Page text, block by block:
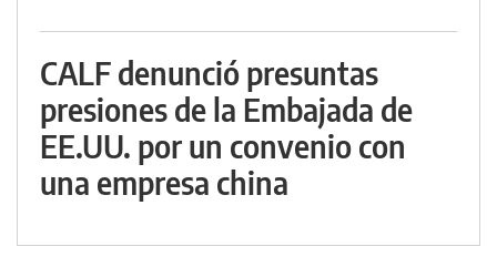
CALF denunció presuntas
presiones de la Embajada de
EE.UU. por un convenio con
una empresa china